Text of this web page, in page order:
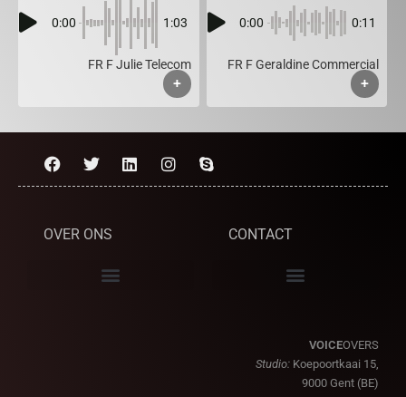
0:00 1:03
FR F Julie Telecom
+
0:00 0:11
FR F Geraldine Commercial
+
OVER ONS CONTACT
VOICEOVERS
Studio: Koepoortkaai 15,
9000 Gent (BE)